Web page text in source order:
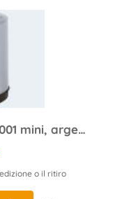
Temperamatite Grip 2001 mini, argento
o il ritiro